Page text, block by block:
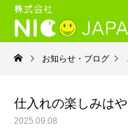
お知らせ・ブログ
仕入れの楽しみは
2025.09.08